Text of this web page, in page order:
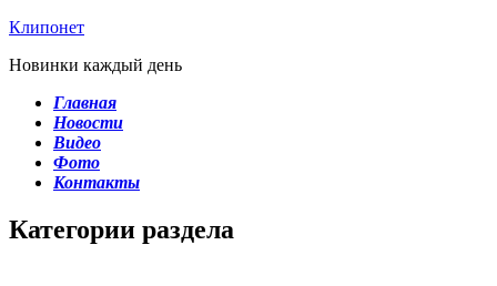
Клипонет
Новинки каждый день
Главная
Новости
Видео
Фото
Контакты
Категории раздела